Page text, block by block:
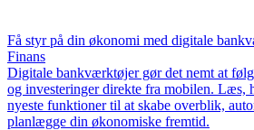
Få styr på din økonomi med digitale
Finans
Digitale bankværktøjer gør det nemt at
og investeringer direkte fra mobilen. Læs,
nyeste funktioner til at skabe overblik,
planlægge din økonomiske fremtid.